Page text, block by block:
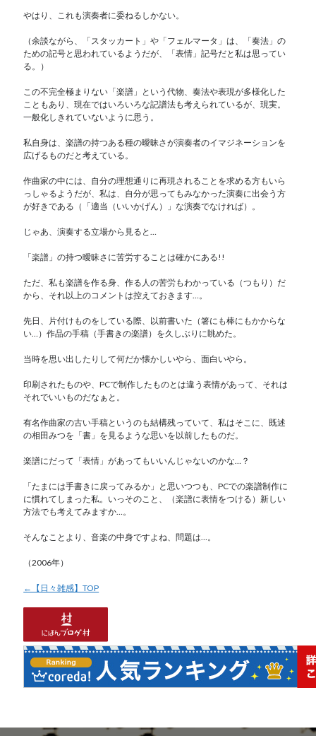
やはり、これも演奏者に委ねるしかない。
（余談ながら、「スタッカート」や「フェルマータ」は、「奏法」の
ための記号と思われているようだが、「表情」記号だと私は思ってい
る。）
この不完全極まりない「楽譜」という代物、奏法や表現が多様化した
こともあり、現在ではいろいろな記譜法も考えられているが、現実。
一般化しきれていないように思う。
私自身は、楽譜の持つある種の曖昧さが演奏者のイマジネーションを
広げるものだと考えている。
作曲家の中には、自分の理想通りに再現されることを求める方もいら
っしゃるようだが、私は、自分が思ってもみなかった演奏に出会う方
が好きである（「適当（いいかげん）」な演奏でなければ）。
じゃあ、演奏する立場から見ると…
「楽譜」の持つ曖昧さに苦労することは確かにある!!
ただ、私も楽譜を作る身、作る人の苦労もわかっている（つもり）だ
から、それ以上のコメントは控えておきます…。
先日、片付けものをしている際、以前書いた（箸にも棒にもかからな
い…）作品の手稿（手書きの楽譜）を久しぶりに眺めた。
当時を思い出したりして何だか懐かしいやら、面白いやら。
印刷されたものや、PCで制作したものとは違う表情があって、それは
それでいいものだなぁと。
有名作曲家の古い手稿というのも結構残っていて、私はそこに、既述
の相田みつを「書」を見るような思いを以前したものだ。
楽譜にだって「表情」があってもいいんじゃないのかな…？
「たまには手書きに戻ってみるか」と思いつつも、PCでの楽譜制作に
に慣れてしまった私。いっそのこと、（楽譜に表情をつける）新しい
方法でも考えてみますか…。
そんなことより、音楽の中身ですよね、問題は…。
（2006年）
←【日々雑感】TOP